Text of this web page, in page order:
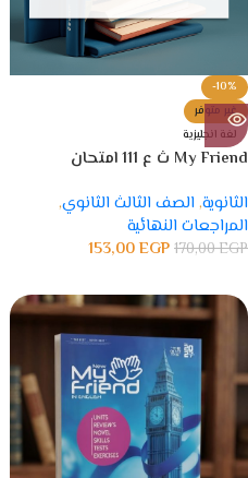
-10%
غير متوفر
لغة انجليزية
My Friend ث ع 111 امتحان
الثانوية, الصف الثالث الثانوي,
المراجعات النهائية
170,00EGP
153,00EGP